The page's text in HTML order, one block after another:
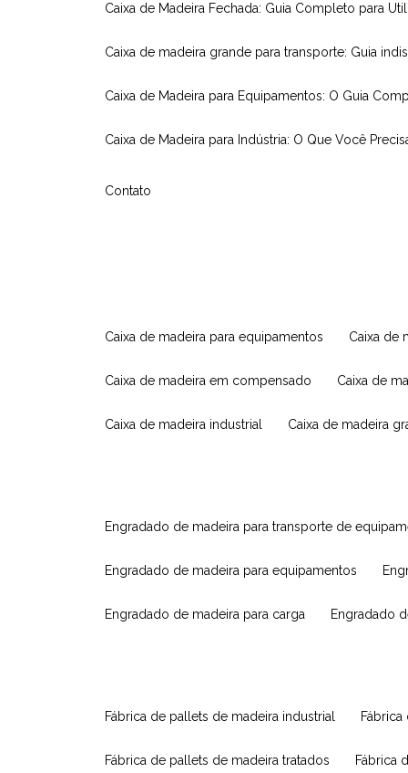
Caixa de Madeira Fechada: Guia Completo para
Caixa de madeira grande para transporte: Guia
Caixa de Madeira para Equipamentos: O Guia
Caixa de Madeira para Indústria: O Que Você
Contato
caixa de madeira para equipamentos caixa de
caixa de madeira em compensado caixa de
caixa de madeira industrial caixa de madeira
engradado de madeira para transporte de
engradado de madeira para equipamentos
engradado de madeira para carga engradado
fábrica de pallets de madeira industrial
fábrica de pallets de madeira tratados fábrica